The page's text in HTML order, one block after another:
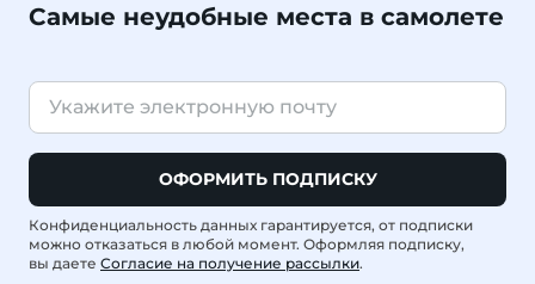
Самые неудобные места в самолете
ОФОРМИТЬ ПОДПИСКУ
Конфиденциальность данных гарантируется, от подписки
можно отказаться в любой момент. Оформляя подписку,
вы даете Согласие на получение рассылки.